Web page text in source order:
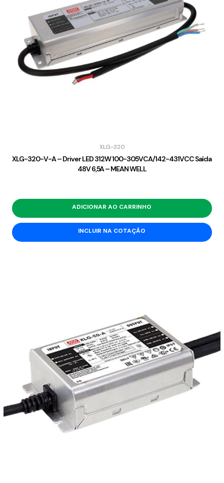
XLG-320
XLG-320-V-A – Driver LED 312W 100-305VCA/142-431VCC Saída
48V 6,5A – MEAN WELL
ADICIONAR AO CARRINHO
INCLUIR NA COTAÇÃO